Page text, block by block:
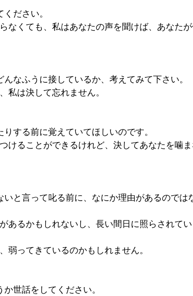
ださい。
なくても、私はあなたの声を聞けば、あなた
んなふうに接しているか、考えてみて下さい。
私は決して忘れません。
りする前に覚えていてほしいのです。
けることができるけれど、決してあなたを噛
いと言って叱る前に、なにか理由があるのでは
あるかもしれないし、長い間日に照らされて
弱ってきているのかもしれません。
世話をしてください。